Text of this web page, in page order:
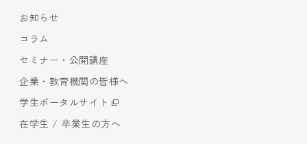
お知らせ
コラム
セミナー・公開講座
企業・教育機関の皆様へ
学生ポータルサイト
在学生 / 卒業生の方へ